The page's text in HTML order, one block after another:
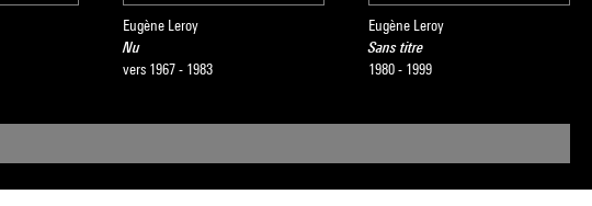
Eugène Leroy
Nu
vers 1967 - 1983
Eugène Leroy
Sans titre
1980 - 1999